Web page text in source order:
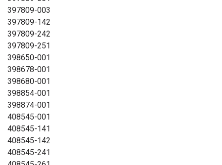
397809-003
397809-142
397809-242
397809-251
398650-001
398678-001
398680-001
398854-001
398874-001
408545-001
408545-141
408545-142
408545-241